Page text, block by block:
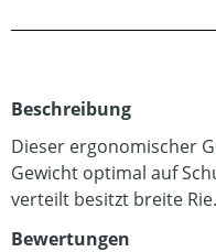
Beschreibung
Dieser ergonomischer
Gewicht optimal auf
verteilt besitzt breite
Bewertungen